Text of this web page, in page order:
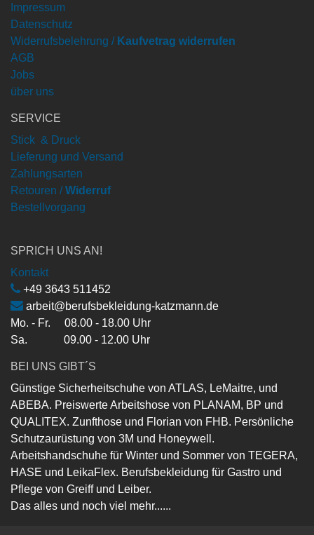
Impressum
Datenschutz
Widerrufsbelehrung / Kaufvetrag widerrufen
AGB
Jobs
über uns
SERVICE
Stick & Druck
Lieferung und Versand
Zahlungsarten
Retouren / Widerruf
Bestellvorgang
SPRICH UNS AN!
Kontakt
+49 3643 511452
arbeit@berufsbekleidung-katzmann.de
Mo. - Fr. 08.00 - 18.00 Uhr
Sa. 09.00 - 12.00 Uhr
BEI UNS GIBT´S
Günstige Sicherheitschuhe von ATLAS, LeMaitre, und
ABEBA. Preiswerte Arbeitshose von PLANAM, BP und
QUALITEX. Zunfthose und Florian von FHB. Persönliche
Schutzaurüstung von 3M und Honeywell.
Arbeitshandschuhe für Winter und Sommer von TEGERA,
HASE und LeikaFlex. Berufsbekleidung für Gastro und
Pflege von Greiff und Leiber.
Das alles und noch viel mehr......